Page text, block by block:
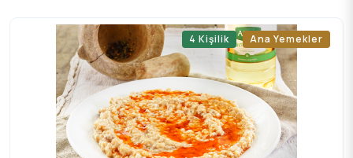
4 Kişilik Ana Yemekler